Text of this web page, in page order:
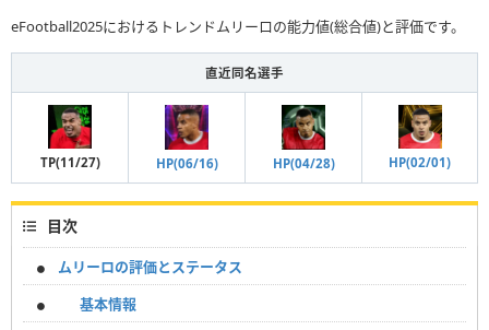
eFootball2025におけるトレンドムリーロの能力値(総合値)と評価です。
直近同名選手
TP(11/27) HP(06/16) HP(04/28) HP(02/01)
目次
ムリーロの評価とステータス
基本情報